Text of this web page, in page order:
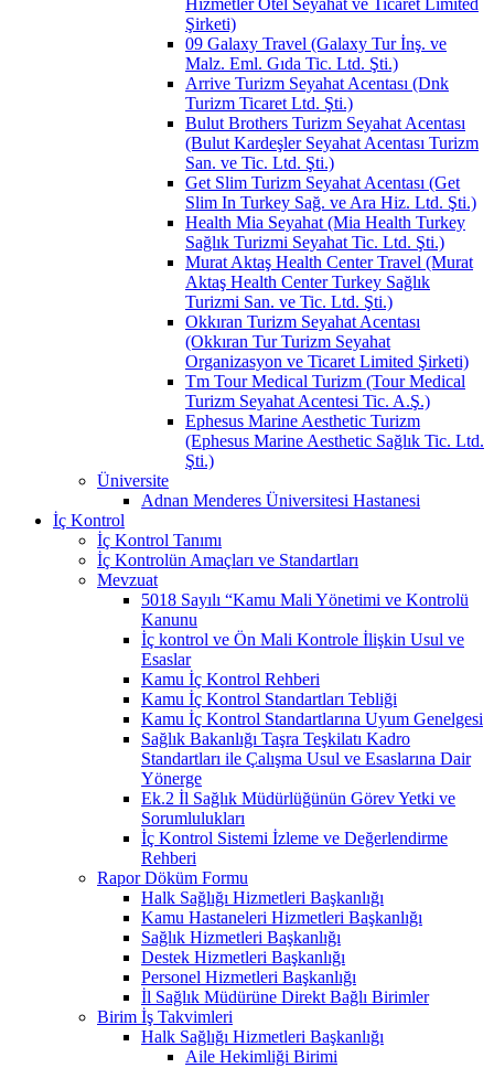
Şirketi)
09 Galaxy Travel (Galaxy Tur İnş. ve
Malz. Eml. Gıda Tic. Ltd. Şti.)
Arrive Turizm Seyahat Acentası (Dnk
Turizm Ticaret Ltd. Şti.)
Bulut Brothers Turizm Seyahat Acentası
(Bulut Kardeşler Seyahat Acentası Turizm
San. ve Tic. Ltd. Şti.)
Get Slim Turizm Seyahat Acentası (Get
Slim In Turkey Sağ. ve Ara Hiz. Ltd. Şti.)
Health Mia Seyahat (Mia Health Turkey
Sağlık Turizmi Seyahat Tic. Ltd. Şti.)
Murat Aktaş Health Center Travel (Murat
Aktaş Health Center Turkey Sağlık
Turizmi San. ve Tic. Ltd. Şti.)
Okkıran Turizm Seyahat Acentası
(Okkıran Tur Turizm Seyahat
Organizasyon ve Ticaret Limited Şirketi)
Tm Tour Medical Turizm (Tour Medical
Turizm Seyahat Acentesi Tic. A.Ş.)
Ephesus Marine Aesthetic Turizm
(Ephesus Marine Aesthetic Sağlık Tic. Ltd.
Şti.)
Üniversite
Adnan Menderes Üniversitesi Hastanesi
İç Kontrol
İç Kontrol Tanımı
İç Kontrolün Amaçları ve Standartları
Mevzuat
5018 Sayılı “Kamu Mali Yönetimi ve Kontrolü
Kanunu
İç kontrol ve Ön Mali Kontrole İlişkin Usul ve
Esaslar
Kamu İç Kontrol Rehberi
Kamu İç Kontrol Standartları Tebliği
Kamu İç Kontrol Standartlarına Uyum Genelgesi
Sağlık Bakanlığı Taşra Teşkilatı Kadro
Standartları ile Çalışma Usul ve Esaslarına Dair
Yönerge
Ek.2 İl Sağlık Müdürlüğünün Görev Yetki ve
Sorumlulukları
İç Kontrol Sistemi İzleme ve Değerlendirme
Rehberi
Rapor Döküm Formu
Halk Sağlığı Hizmetleri Başkanlığı
Kamu Hastaneleri Hizmetleri Başkanlığı
Sağlık Hizmetleri Başkanlığı
Destek Hizmetleri Başkanlığı
Personel Hizmetleri Başkanlığı
İl Sağlık Müdürüne Direkt Bağlı Birimler
Birim İş Takvimleri
Halk Sağlığı Hizmetleri Başkanlığı
Aile Hekimliği Birimi